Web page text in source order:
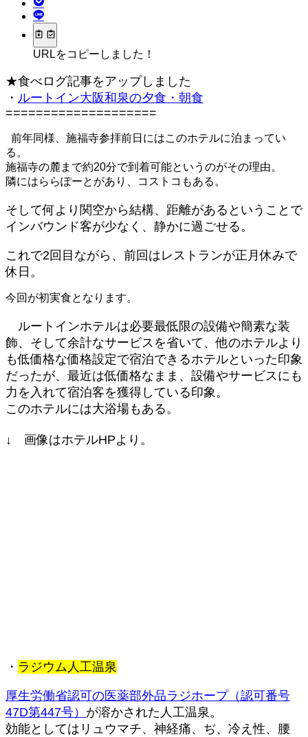
URLをコピーしました！
★食べログ記事をアップしました
・ ルートイン大阪和泉の夕食・朝食
====================
前年同様、施福寺参拝前日にはこのホテルに泊まってい
る。
施福寺の麓まで約20分で到着可能というのがその理由。
隣にはららぽーとがあり、コストコもある。
そして何より関空から結構、距離があるということで
インバウンド客が少なく、静かに過ごせる。
これで2回目ながら、前回はレストランが正月休みで
休日。
今回が初実食となります。
ルートインホテルは必要最低限の設備や簡素な装
飾、そして余計なサービスを省いて、他のホテルより
も低価格な価格設定で宿泊できるホテルといった印象
だったが、最近は低価格なまま、設備やサービスにも
力を入れて宿泊客を獲得している印象。
このホテルには大浴場もある。
↓ 画像はホテルHPより。
・ ラジウム人工温泉
厚生労働省認可の医薬部外品ラジホープ（認可番号
47D第447号） が溶かされた人工温泉。
効能としてはリュウマチ、神経痛、ぢ、冷え性、腰